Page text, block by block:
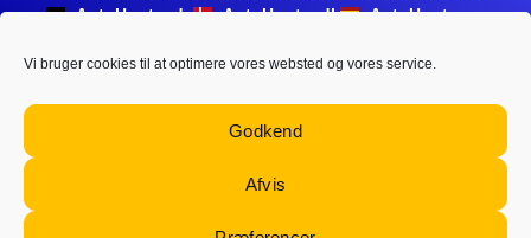
Vi bruger cookies til at optimere vores websted og vores service.
Godkend
Afvis
AutoHunter.de
AutoHunter.dk
AutoHunter.es
AutoHunter.it
AutoHunter.lu
AutoHunter.nl
Cookies